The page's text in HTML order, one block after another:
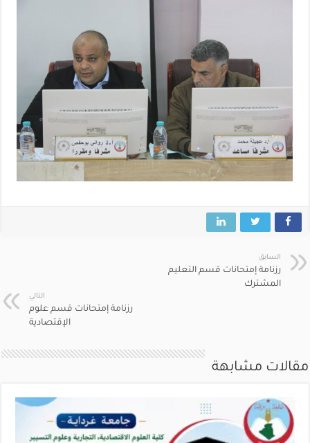
السابق
رزنامة إمتحانات قسم التعليم
المشترك
التالي
رزنامة إمتحانات قسم علوم
الإقتصادية
مقالات مشابهة